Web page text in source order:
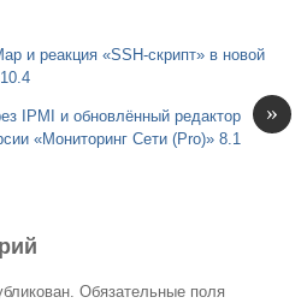
и реакция «SSH-скрипт» в новой
»
IPMI и обновлённый редактор
«Мониторинг Сети (Pro)» 8.1
Обязательные поля